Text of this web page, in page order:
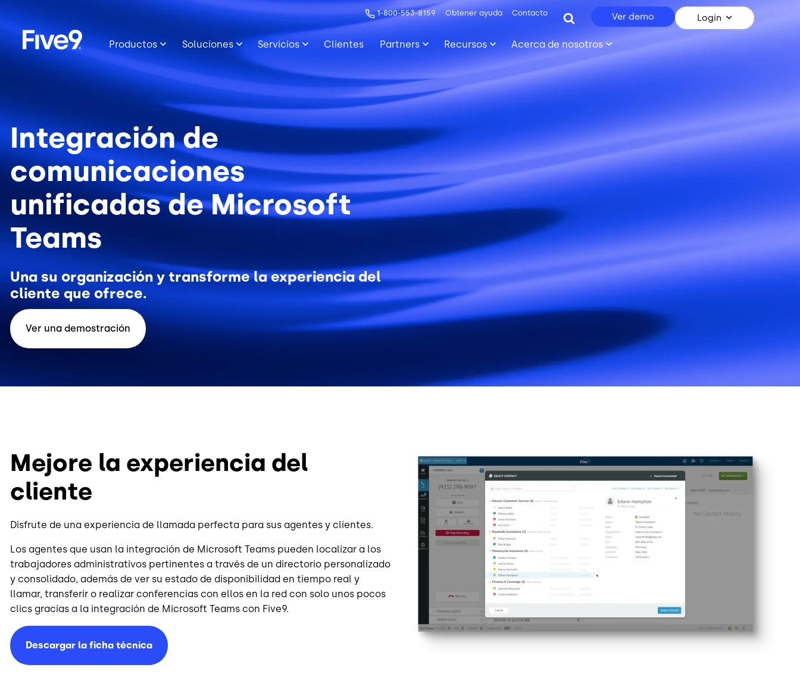
1-800-553-8159 Obtener ayuda Contacto Ver demo Login
Productos Soluciones Servicios Clientes Partners Recursos Acerca de nosotros
Integración de
comunicaciones
unificadas de Microsoft
Teams
Una su organización y transforme la experiencia del
cliente que ofrece.
Ver una demostración
Mejore la experiencia del
cliente
Disfrute de una experiencia de llamada perfecta para sus agentes y clientes.
Los agentes que usan la integración de Microsoft Teams pueden localizar a los
trabajadores administrativos pertinentes a través de un directorio personalizado
y consolidado, además de ver su estado de disponibilidad en tiempo real y
llamar, transferir o realizar conferencias con ellos en la red con solo unos pocos
clics gracias a la integración de Microsoft Teams con Five9.
Descargar la ficha técnica